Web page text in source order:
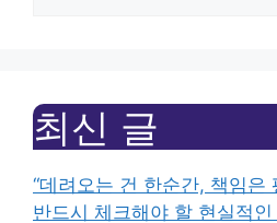
최신 글
“데려오는 건 한순간, 책임은
반드시 체크해야 할 현실적인